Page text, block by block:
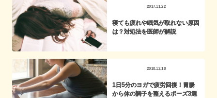
2017.11.22
寝ても疲れや眠気が取れない原因
は？対処法を医師が解説
2018.12.18
1日5分のヨガで疲労回復！胃腸
から体の調子を整えるポーズ3選